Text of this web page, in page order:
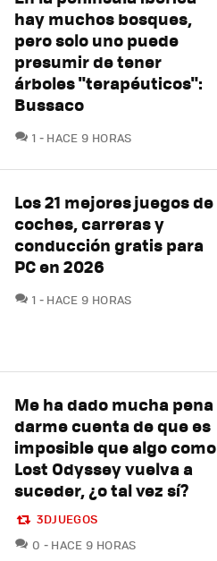
hay muchos bosques,
pero solo uno puede
presumir de tener
árboles "terapéuticos":
Bussaco
1 COMENTARIOS
HACE 9 HORAS
Los 21 mejores juegos de
coches, carreras y
conducción gratis para
PC en 2026
1 COMENTARIOS
HACE 9 HORAS
Me ha dado mucha pena
darme cuenta de que es
imposible que algo como
Lost Odyssey vuelva a
suceder, ¿o tal vez sí?
3DJUEGOS
0 COMENTARIOS
HACE 9 HORAS